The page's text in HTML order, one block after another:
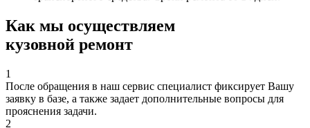
Как мы осуществляем
кузовной ремонт
1
После обращения в наш сервис специалист фиксирует Вашу
заявку в базе, а также задает дополнительные вопросы для
прояснения задачи.
2